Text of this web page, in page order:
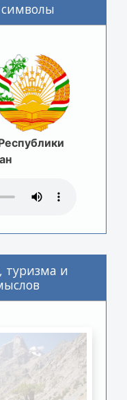
символы
туризма и